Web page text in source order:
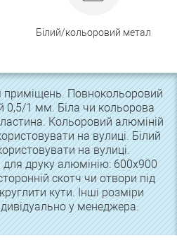
Білий/кольоровий метал
Повнокольоровий
0,5/1 мм. Біла чи кольорова
Кольоровий алюміній
на вулиці. Білий
на вулиці.
друку алюмінію: 600х900
скотч чи отвори під
кути. Інші розміри
у менеджера.